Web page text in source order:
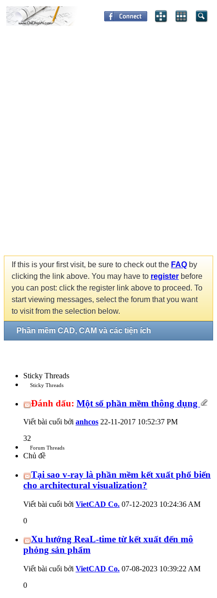
If this is your first visit, be sure to check out the FAQ by
clicking the link above. You may have to register before
you can post: click the register link above to proceed. To
start viewing messages, select the forum that you want
to visit from the selection below.
Phần mềm CAD, CAM và các tiện ích
Sticky Threads
Sticky Threads
Đánh dấu: Một số phần mềm thông dụng
Viết bài cuối bởi anhcos 22-11-2017 10:52:37 PM
32
Forum Threads
Chủ đề
Tại sao v-ray là phần mềm kết xuất phổ biến
cho architectural visualization?
Viết bài cuối bởi VietCAD Co. 07-12-2023 10:24:36 AM
0
Xu hướng ReaL-time từ kết xuất đến mô
phỏng sản phẩm
Viết bài cuối bởi VietCAD Co. 07-08-2023 10:39:22 AM
0